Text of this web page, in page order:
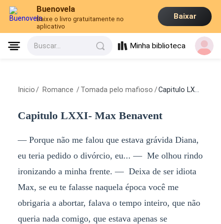
Buenovela
Baixe o livro gratuitamente no
aplicativo
Baixar
Buscar... Minha biblioteca
Inicio / Romance /Tomada pelo mafioso /Capitulo LXXI- Max Benavent
Capitulo LXXI- Max Benavent
— Porque não me falou que estava grávida Diana,
eu teria pedido o divórcio, eu... — Me olhou rindo
ironizando a minha frente. — Deixa de ser idiota
Max, se eu te falasse naquela época você me
obrigaria a abortar, falava o tempo inteiro, que não
queria nada comigo, que estava apenas se